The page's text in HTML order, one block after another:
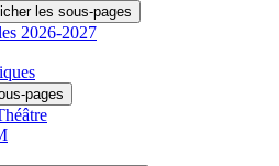
les sous-pages
2026-2027
pages